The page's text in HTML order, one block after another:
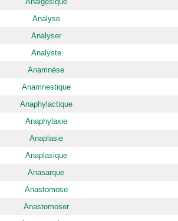
Analyse
Analyser
Analyste
Anamnèse
Anamnestique
Anaphylactique
Anaphylaxie
Anaplasie
Anaplasique
Anasarque
Anastomose
Anastomoser